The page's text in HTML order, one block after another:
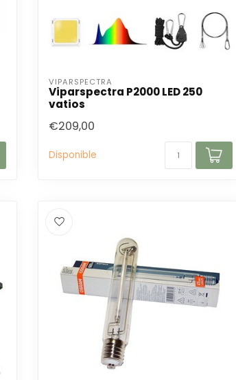
VIPARSPECTRA
Viparspectra P2000 LED 250
vatios
€209,00
Disponible